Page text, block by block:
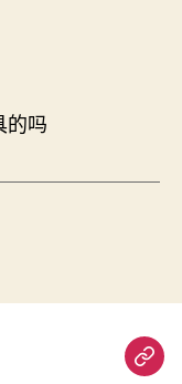
的吗
重